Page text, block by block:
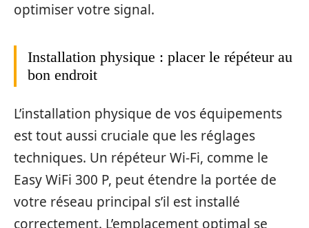
optimiser votre signal.
Installation physique : placer le répéteur au
bon endroit
L’installation physique de vos équipements
est tout aussi cruciale que les réglages
techniques. Un répéteur Wi-Fi, comme le
Easy WiFi 300 P, peut étendre la portée de
votre réseau principal s’il est installé
correctement. L’emplacement optimal se